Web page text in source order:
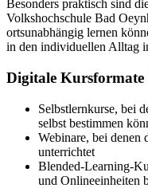
Besonders praktisch sind
Volkshochschule Bad
ortsunabhängig lernen
in den individuellen Alltag
Digitale
Selbstlernkurse, bei
selbst bestimmen
Webinare, bei denen
unterrichtet
Blended-Learning-
und Onlineeinheiten